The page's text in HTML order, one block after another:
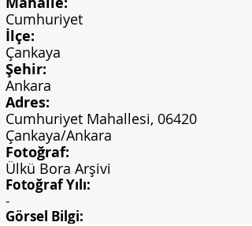
Cumhuriyet
İlçe:
Çankaya
Şehir:
Ankara
Adres:
Cumhuriyet Mahallesi, 06420
Çankaya/Ankara
Fotoğraf:
Ülkü Bora Arşivi
Fotoğraf Yılı:
-
Görsel Bilgi: